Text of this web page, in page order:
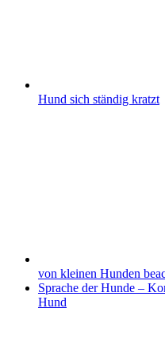
Hund sich ständig kratzt
von kleinen Hunden
Sprache der Hunde –
Hund